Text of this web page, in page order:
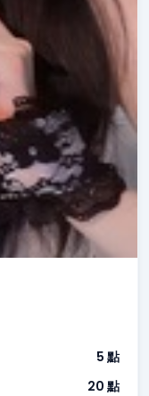
5 點
20 點